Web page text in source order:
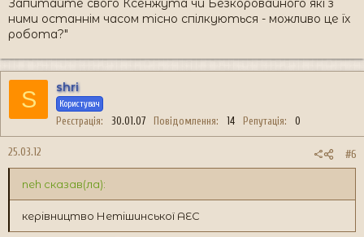
Запитайте свого Ксенжута чи Безкоровайного які з
ними останнім часом тісно спілкуються - можливо це їх
робота?"
S shri
Користувач
Реєстрація 30.01.07 Повідомлення 14 Репутація 0
25.03.12 #6
neh сказав(ла):
керівництво Нетішинської АЕС